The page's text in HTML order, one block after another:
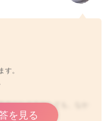
。
きにしようとしても、なか
を見る